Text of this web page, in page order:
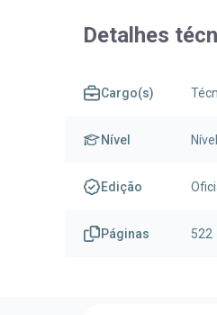
Detalhes
Cargo(s)
Nível
Edição
Páginas 522